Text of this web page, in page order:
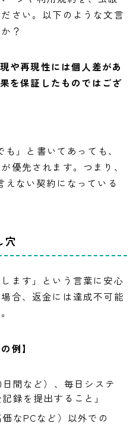
さい。以下のような文言
？
や再現性には個人差があ
を保証したものではござ
」と書いてあっても、
優先されます。つまり、
えない契約になっている
穴
ます」という言葉に安心
合、返金には達成不可能
例】
日間など）、毎日システ
録を提出すること」
価なPCなど）以外での